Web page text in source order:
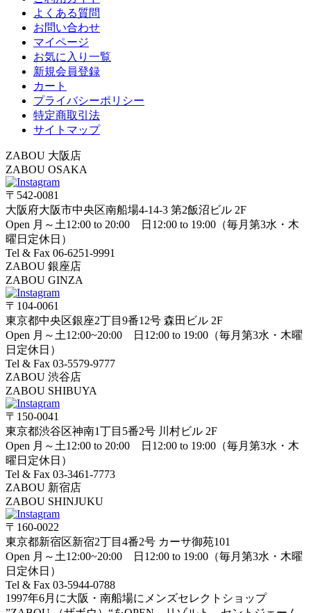
よくある質問
お問い合わせ
マイページ
お気に入り一覧
新規会員登録
カート
プライバシーポリシー
特定商取引法
サイトマップ
ZABOU 大阪店
ZABOU OSAKA
〒542-0081
大阪府大阪市中央区南船場4-14-3 第2飯沼ビル 2F
Open 月～土12:00 to 20:00 日12:00 to 19:00（毎月第3水・木
曜日定休日）
Tel & Fax 06-6251-9991
ZABOU 銀座店
ZABOU GINZA
〒104-0061
東京都中央区銀座2丁目9番12号 森田ビル 2F
Open 月～土12:00~20:00 日12:00 to 19:00（毎月第3水・木曜
日定休日）
Tel & Fax 03-5579-9777
ZABOU 渋谷店
ZABOU SHIBUYA
〒150-0041
東京都渋谷区神南1丁目5番2号 川村ビル 2F
Open 月～土12:00 to 20:00 日12:00 to 19:00（毎月第3水・木
曜日定休日）
Tel & Fax 03-3461-7773
ZABOU 新宿店
ZABOU SHINJUKU
〒160-0022
東京都新宿区新宿2丁目4番2号 カーサ御苑101
Open 月～土12:00~20:00 日12:00 to 19:00（毎月第3水・木曜
日定休日）
Tel & Fax 03-5944-0788
1997年6月に大阪・南船場にメンズセレクトショップ